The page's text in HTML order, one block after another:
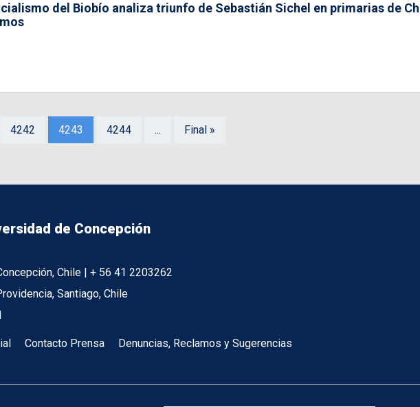
del Biobío analiza triunfo de Sebastián Sichel en primarias de
4242 4243 4244 ... Final »
de Concepción
Chile | + 56 41 2203262
Santiago, Chile
Contacto Prensa Denuncias, Reclamos y Sugerencias